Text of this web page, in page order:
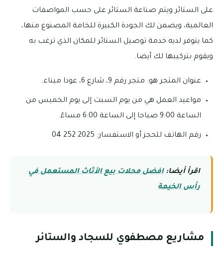
على الستائر ويتم صناعة الستائر على حسب المواصفات
العالمية، ويضمن لك الجودة الكبيرة للخامة المصنوع منها،
كما يتوفر لديه خدمة توصيل الستائر للمكان الذي ترغب به
ويقوم بتركيبها لك أيضا.
عنوان المتجر هو: متجر رقم 9، شارع 6، عودا ميناء.
مواعيد العمل هي من يوم السبت إلى يوم الخميس من
الساعة 9:00 صباحا إلى الساعة 6:00 مساءً.
رقم الهاتف للحجز أو الاستفسار: 2025 252 04
اقرأ أيضا:افضل محلات بيع الأثاث المستعمل في
رأس الخيمة
مشاريع مصطفوي للسجاد والستائر